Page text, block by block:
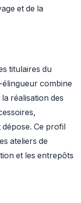
et de la
titulaires du
élingueur combine
réalisation des
Ce profil
ateliers de
et les entrepôts